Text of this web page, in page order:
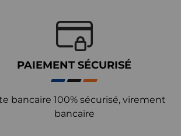
PAIEMENT SÉCURISÉ
bancaire 100% sécurisé, virement
bancaire